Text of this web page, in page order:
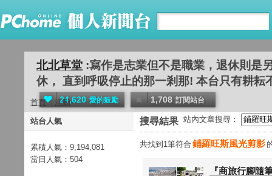
北北草堂 :寫作是志業但不是職業，退休則是
休， 直到呼吸停止的那一剎那! 本台只有耕耘
24,620 愛的鼓勵 1,708 訂閱站台
首頁 活動
搜尋結果 站內文章搜尋：
共找到1筆符合 鋪羅旺斯風光剪影
『商旅行腳隨
站台人氣
累積人氣： 9,194,081
當日人氣： 504